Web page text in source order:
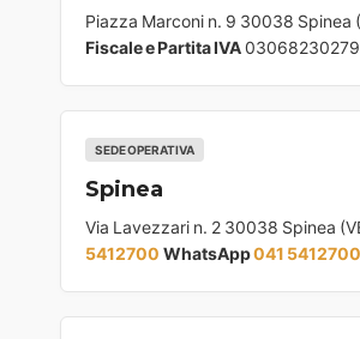
Piazza Marconi n. 9 30038 Spinea
Fiscale e Partita IVA03068230279
SEDE OPERATIVA
Spinea
Via Lavezzari n. 2 30038 Spinea
5412700 WhatsApp041 5412700